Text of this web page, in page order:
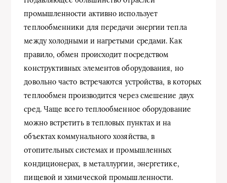
промышленности активно использует
теплообменники для передачи энергии тепла
между холодными и нагретыми средами. Как
правило, обмен происходит посредством
конструктивных элементов оборудования, но
довольно часто встречаются устройства, в которых
теплообмен производится через смешение двух
сред. Чаще всего теплообменное оборудование
можно встретить в тепловых пунктах и на
объектах коммунального хозяйства, в
отопительных системах и промышленных
кондиционерах, в металлургии, энергетике,
пищевой и химической промышленности.